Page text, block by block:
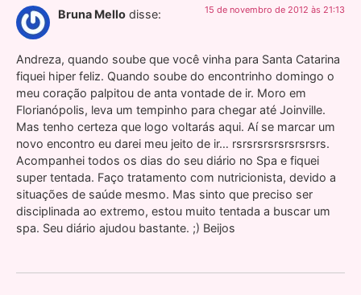
Bruna Mello disse: 15 de novembro de 2012 às 21:13
Andreza, quando soube que você vinha para Santa Catarina
fiquei hiper feliz. Quando soube do encontrinho domingo o
meu coração palpitou de anta vontade de ir. Moro em
Florianópolis, leva um tempinho para chegar até Joinville.
Mas tenho certeza que logo voltarás aqui. Aí se marcar um
novo encontro eu darei meu jeito de ir… rsrsrsrsrsrsrsrsrs.
Acompanhei todos os dias do seu diário no Spa e fiquei
super tentada. Faço tratamento com nutricionista, devido a
situações de saúde mesmo. Mas sinto que preciso ser
disciplinada ao extremo, estou muito tentada a buscar um
spa. Seu diário ajudou bastante. ;) Beijos